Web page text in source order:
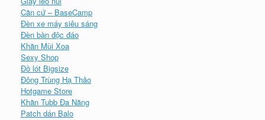
Căn cứ – BaseCamp
Đèn xe máy siêu sáng
Đèn bàn độc đáo
Khăn Mùi Xoa
Sexy Shop
Đồ lót Bigsize
Đông Trùng Hạ Thảo
Hotgame Store
Khăn Tubb Đa Năng
Patch dán Balo